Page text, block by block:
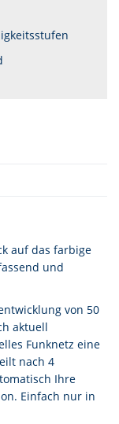
auf das farbige
und
von 50
aktuell
Funknetz eine
nach 4
Ihre
Einfach nur in